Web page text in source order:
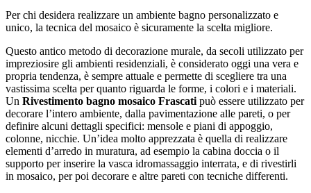
Per chi desidera realizzare un ambiente bagno personalizzato e
unico, la tecnica del mosaico è sicuramente la scelta migliore.
Questo antico metodo di decorazione murale, da secoli utilizzato per
impreziosire gli ambienti residenziali, è considerato oggi una vera e
propria tendenza, è sempre attuale e permette di scegliere tra una
vastissima scelta per quanto riguarda le forme, i colori e i materiali.
Un Rivestimento bagno mosaico Frascati può essere utilizzato per
decorare l’intero ambiente, dalla pavimentazione alle pareti, o per
definire alcuni dettagli specifici: mensole e piani di appoggio,
colonne, nicchie. Un’idea molto apprezzata è quella di realizzare
elementi d’arredo in muratura, ad esempio la cabina doccia o il
supporto per inserire la vasca idromassaggio interrata, e di rivestirli
in mosaico, per poi decorare e altre pareti con tecniche differenti.